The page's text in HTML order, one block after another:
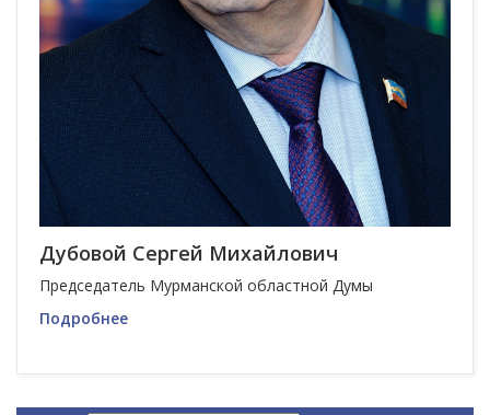
Дубовой Сергей Михайлович
Председатель Мурманской областной Думы
Подробнее